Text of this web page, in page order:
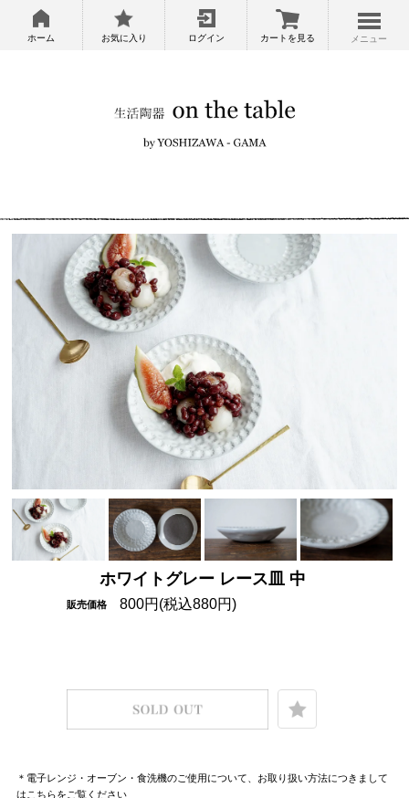
ホーム お気に入り ログイン カートを見る メニュー
ホワイトグレー レース皿 中
販売価格 800円(税込880円)
＊電子レンジ・オーブン・食洗機のご使用について、お取り扱い方法につきまして
はこちらをご覧ください